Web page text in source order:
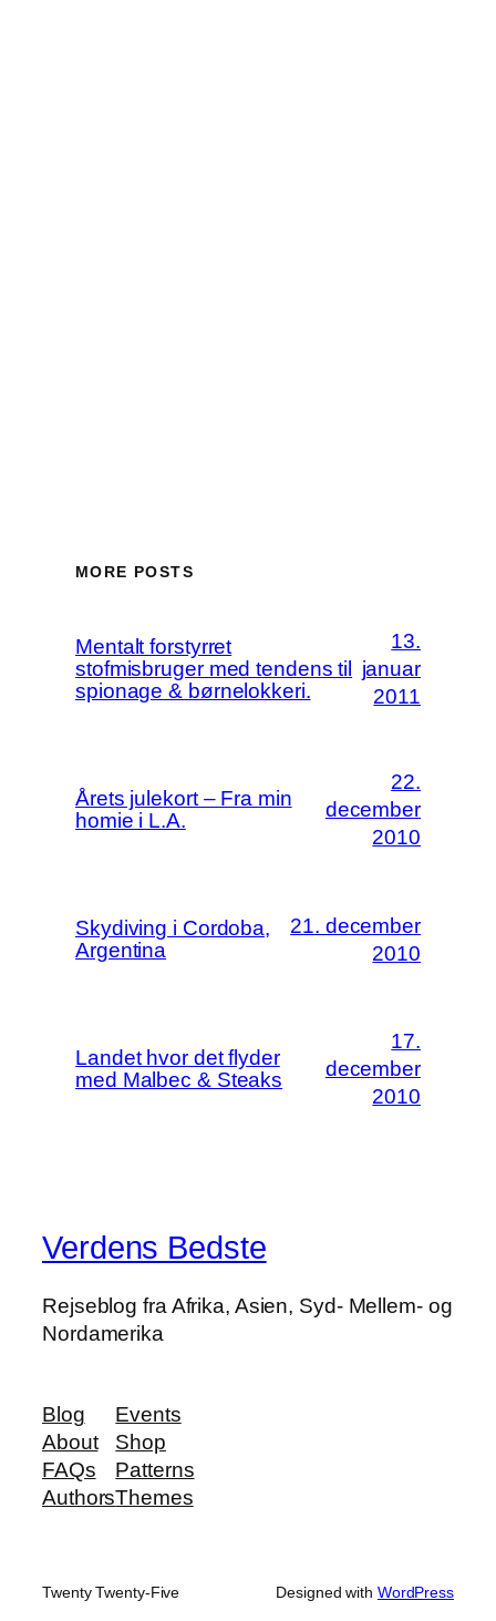
MORE POSTS
Mentalt forstyrret
stofmisbruger med tendens til
spionage & børnelokkeri.
13.
januar
2011
Årets julekort – Fra min
homie i L.A.
22.
december
2010
Skydiving i Cordoba,
Argentina
21. december
2010
Landet hvor det flyder
med Malbec & Steaks
17.
december
2010
Verdens Bedste
Rejseblog fra Afrika, Asien, Syd- Mellem- og
Nordamerika
Blog
About
FAQs
Authors
Events
Shop
Patterns
Themes
Twenty Twenty-Five Designed with WordPress